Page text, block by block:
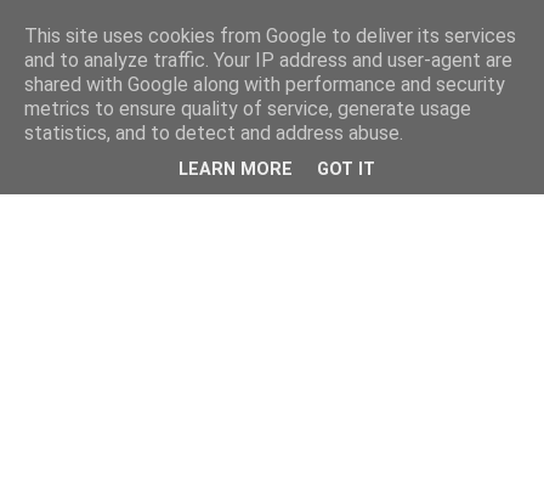
This site uses cookies from Google to deliver its services
and to analyze traffic. Your IP address and user-agent are
shared with Google along with performance and security
metrics to ensure quality of service, generate usage
statistics, and to detect and address abuse.
LEARN MORE GOT IT